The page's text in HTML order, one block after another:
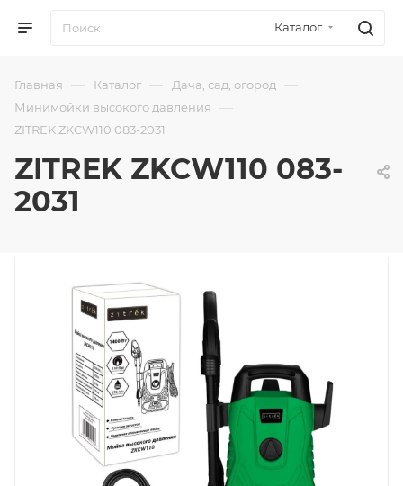
Каталог
Главная — Каталог — Дача, сад, огород —
Минимойки высокого давления —
ZITREK ZKCW110 083-2031
ZITREK ZKCW110 083-
2031